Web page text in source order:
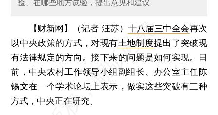
验、在哪些地方试验，提出意见和建议
【财新网】（记者 汪苏） 十八届三中全会再次
以中央政策的方式，对现有土地制度提出了突破现
有法律规定的方向。接下来的问题是如何实现。日
前，中央农村工作领导小组副组长、办公室主任陈
锡文在一个学术论坛上表示，做实这些突破有三种
方式，中央正在研究。